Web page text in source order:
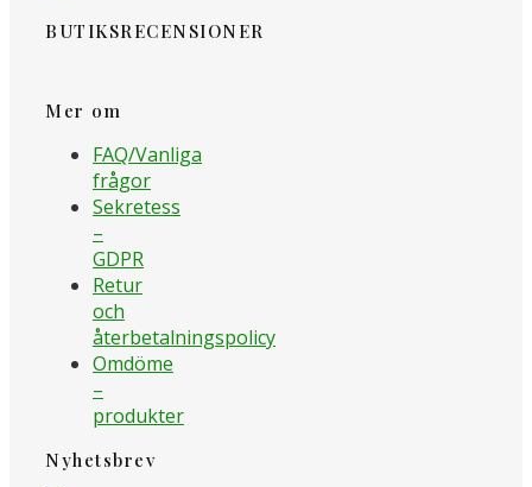
BUTIKSRECENSIONER
Mer om
FAQ/Vanliga
frågor
Sekretess
–
GDPR
Retur
och
återbetalningspolicy
Omdöme
–
produkter
Nyhetsbrev